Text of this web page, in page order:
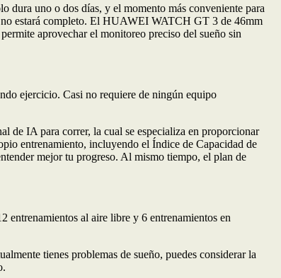
dura uno o dos días, y el momento más conveniente para
no estará completo. El HUAWEI WATCH GT 3 de 46mm
aprovechar el monitoreo preciso del sueño sin
ejercicio. Casi no requiere de ningún equipo
de IA para correr, la cual se especializa en proporcionar
entrenamiento, incluyendo el Índice de Capacidad de
mejor tu progreso. Al mismo tiempo, el plan de
al aire libre y 6 entrenamientos en
tienes problemas de sueño, puedes considerar la